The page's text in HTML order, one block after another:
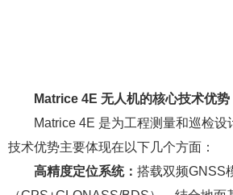
Matrice 4E 无人机的核心技术优势
Matrice 4E 是为工程测量和巡检
技术优势主要体现在以下几个方面：
高精度定位系统： 搭载双频GNSS